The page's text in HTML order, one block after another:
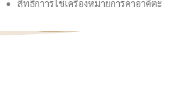
สิทธิ์กาารใช้เครื่องหมายการค้าอาคิตะ